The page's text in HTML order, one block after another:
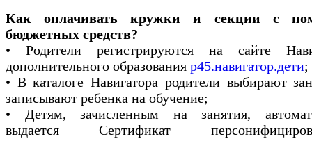
Как оплачивать кружки и секции с
бюджетных средств?
• Родители регистрируются на сайте
дополнительного образования р45.навигатор.дети;
• В каталоге Навигатора родители выбирают
записывают ребенка на обучение;
• Детям, зачисленным на занятия,
выдается Сертификат